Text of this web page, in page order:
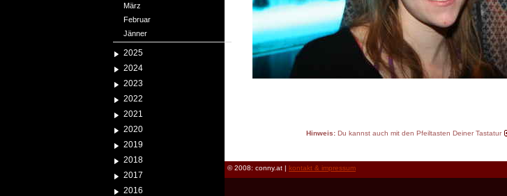
März
Februar
Jänner
2025
2024
2023
2022
2021
2020
2019
2018
2017
2016
Hinweis:Du kannst auch mit den Pfeiltasten Deiner Tastatur
© 2008: conny.at | kontakt & impressum